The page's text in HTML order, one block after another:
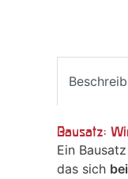
Bausatz:
Ein
das sich